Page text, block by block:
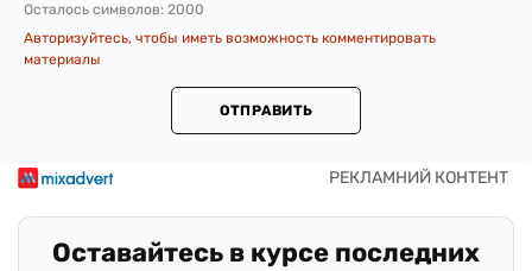
Осталось символов: 2000
Авторизуйтесь, чтобы иметь возможность комментировать
материалы
ОТПРАВИТЬ
Оставайтесь в курсе последних